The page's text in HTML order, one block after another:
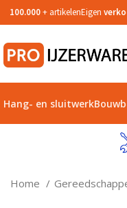
100.000+ artikelenEigen
Hang- en sluitwerk
Home